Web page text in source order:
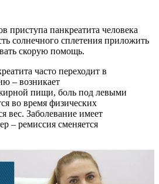
приступа панкреатита человека
солнечного сплетения приложить
скорую помощь.
часто переходит в
– возникает
пищи, боль под левыми
во время физических
вес. Заболевание имеет
– ремиссия сменяется